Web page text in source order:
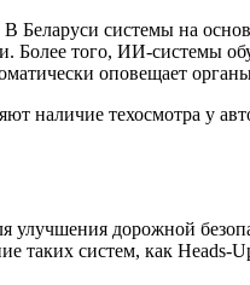
Беларуси системы на
Более того, ИИ-системы
оповещает
наличие техосмотра у
дорожной
таких систем, как